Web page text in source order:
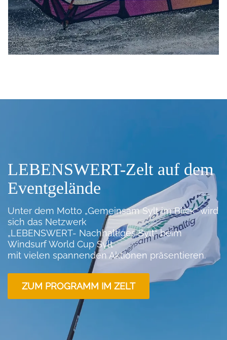
LEBENSWERT-Zelt auf dem
Eventgelände
Unter dem Motto „Gemeinsam Sylt im Blick“ wird
sich das Netzwerk
„LEBENSWERT- Nachhaltiges Sylt“ beim
Windsurf World Cup Sylt
mit vielen spannenden Aktionen präsentieren.
ZUM PROGRAMM IM ZELT